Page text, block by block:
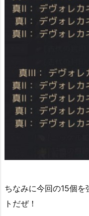
ちなみに今回の15個
トだぜ！